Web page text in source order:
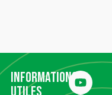
Informations